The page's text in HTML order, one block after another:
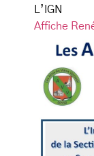
L’IGN
Affiche